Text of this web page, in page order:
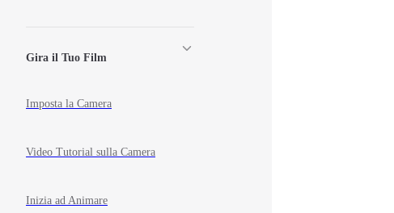
Gira il Tuo Film
Imposta la Camera
Video Tutorial sulla Camera
Inizia ad Animare